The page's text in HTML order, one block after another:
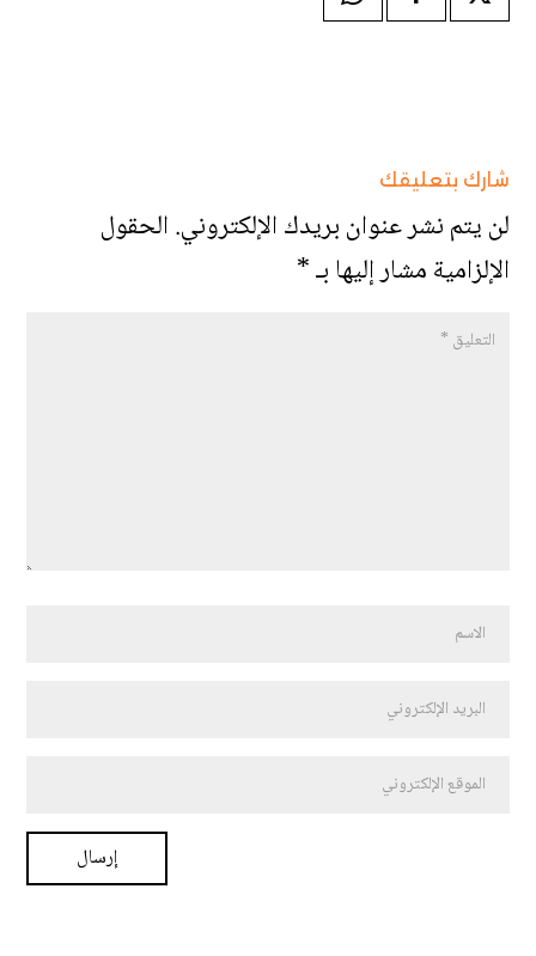
شارك بتعليقك
لن يتم نشر عنوان بريدك الإلكتروني.الحقول
الإلزامية مشار إليها بـ*